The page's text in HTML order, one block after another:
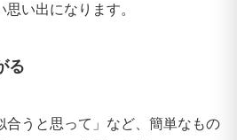
い出になります。
る
合うと思って」など、簡単なもの